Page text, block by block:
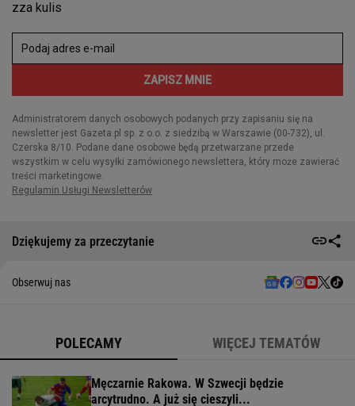
Dziękujemy za przeczytanie
Obserwuj nas
POLECAMY WIĘCEJ TEMATÓW
Męczarnie Rakowa. W Szwecji będzie
arcytrudno. A już się cieszyli...